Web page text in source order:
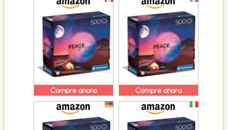
Compre ahora Compre ahora